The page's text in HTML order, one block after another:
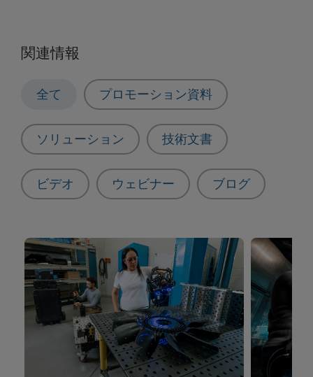
関連情報
全て プロモーション資料
ソリューション 技術文書
ビデオ ウェビナー ブログ